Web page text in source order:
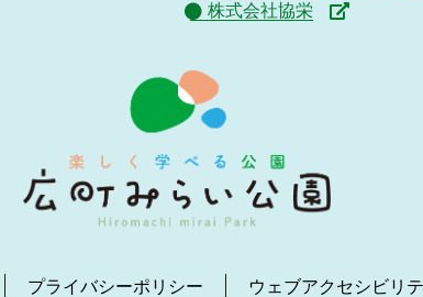
株式会社協栄
プライバシーポリシー ウェブアクセシビリ